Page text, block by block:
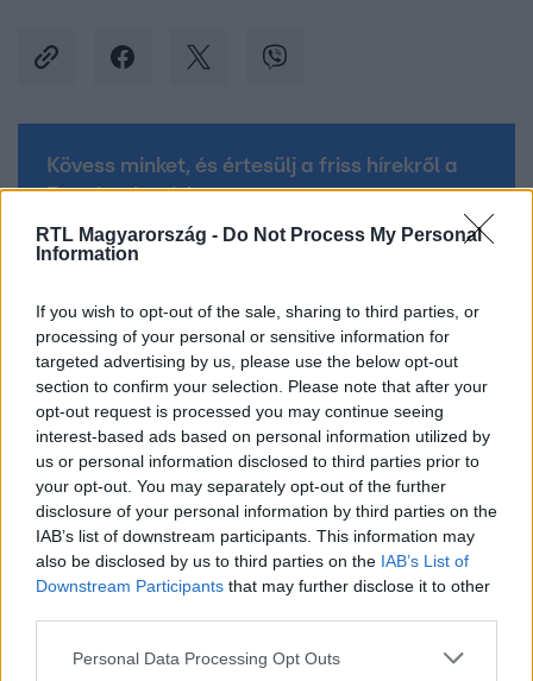
RTL Magyarország - Do Not Process My Personal
Information
If you wish to opt-out of the sale, sharing to third parties, or
processing of your personal or sensitive information for
targeted advertising by us, please use the below opt-out
section to confirm your selection. Please note that after your
opt-out request is processed you may continue seeing
interest-based ads based on personal information utilized by
us or personal information disclosed to third parties prior to
your opt-out. You may separately opt-out of the further
disclosure of your personal information by third parties on the
IAB’s list of downstream participants. This information may
also be disclosed by us to third parties on the IAB’s List of
Downstream Participants that may further disclose it to other
Please note that this website/app uses one or more Google
Personal Data Processing Opt Outs
Kövess minket, és értesülj a friss hírekről a
Facebookon is!
#BARÁTOK KÖZT #FEKETE ALIZ #BARTHA KRISZTIÁN
#BARTHA ZSOLT #BALOGH NÓRA #BERÉNYI MIKLÓS
# BERÉNYI TIMI SZILÁGYI OSZKÁR
#BERÉNYI ATTILA #SOROZAT # RTL KLUB # RTL